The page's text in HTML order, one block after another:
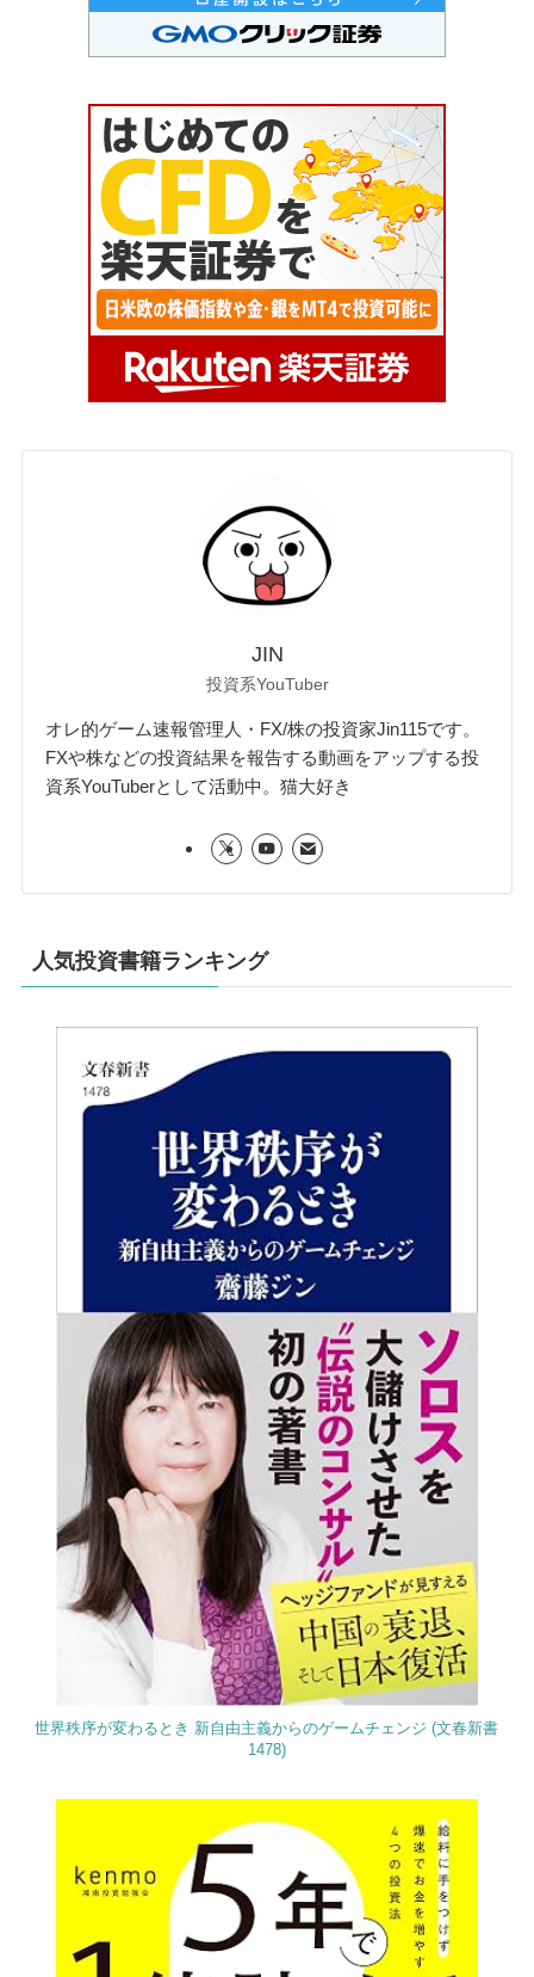
JIN
投資系YouTuber
オレ的ゲーム速報管理人・FX/株の投資家Jin115です。
FXや株などの投資結果を報告する動画をアップする投
資系YouTuberとして活動中。猫大好き
人気投資書籍ランキング
世界秩序が変わるとき 新自由主義からのゲームチェンジ (文春新書
1478)